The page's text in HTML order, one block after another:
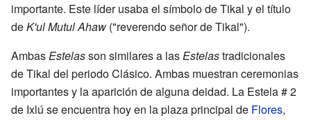
importante. Este líder usaba el símbolo de Tikal y el título
deK'ul Mutul Ahaw ("reverendo señor de Tikal").
AmbasEstelasson similares a lasEstelastradicionales
de Tikal del periodo Clásico. Ambas muestran ceremonias
importantes y la aparición de alguna deidad. La Estela # 2
de Ixlú se encuentra hoy en la plaza principal de Flores,